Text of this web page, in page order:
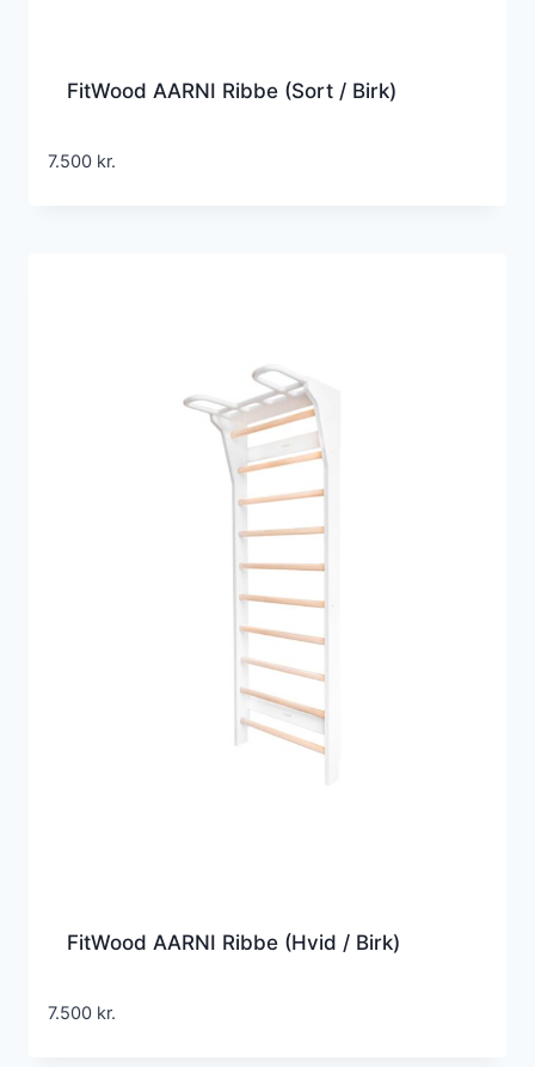
FitWood AARNI Ribbe (Sort / Birk)
7.500 kr.
FitWood AARNI Ribbe (Hvid / Birk)
7.500 kr.